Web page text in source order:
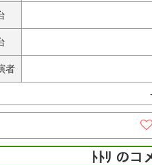
者
-
ﾄﾄﾘ のコ